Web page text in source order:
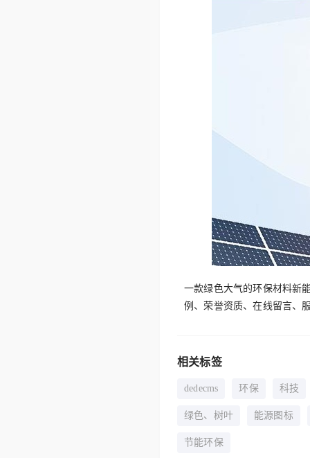
一款绿色大气的环保材料新
例、荣誉资质、在线留言、
相关标签
dedecms 环保 科技
绿色、树叶 能源图标
节能环保